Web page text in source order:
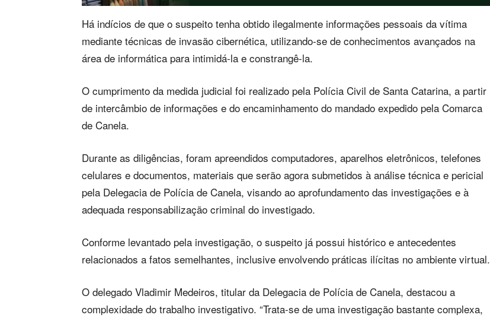
Há indícios de que o suspeito tenha obtido ilegalmente informações pessoais da vítima
mediante técnicas de invasão cibernética, utilizando-se de conhecimentos avançados na
área de informática para intimidá-la e constrangê-la.
O cumprimento da medida judicial foi realizado pela Polícia Civil de Santa Catarina, a partir
de intercâmbio de informações e do encaminhamento do mandado expedido pela Comarca
de Canela.
Durante as diligências, foram apreendidos computadores, aparelhos eletrônicos, telefones
celulares e documentos, materiais que serão agora submetidos à análise técnica e pericial
pela Delegacia de Polícia de Canela, visando ao aprofundamento das investigações e à
adequada responsabilização criminal do investigado.
Conforme levantado pela investigação, o suspeito já possui histórico e antecedentes
relacionados a fatos semelhantes, inclusive envolvendo práticas ilícitas no ambiente virtual.
O delegado Vladimir Medeiros, titular da Delegacia de Polícia de Canela, destacou a
complexidade do trabalho investigativo. “Trata-se de uma investigação bastante complexa,